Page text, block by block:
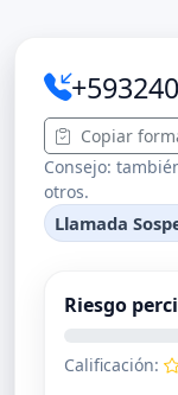
Copiar
Consejo:
otros.
Llamada
Riesgo
Calificación: